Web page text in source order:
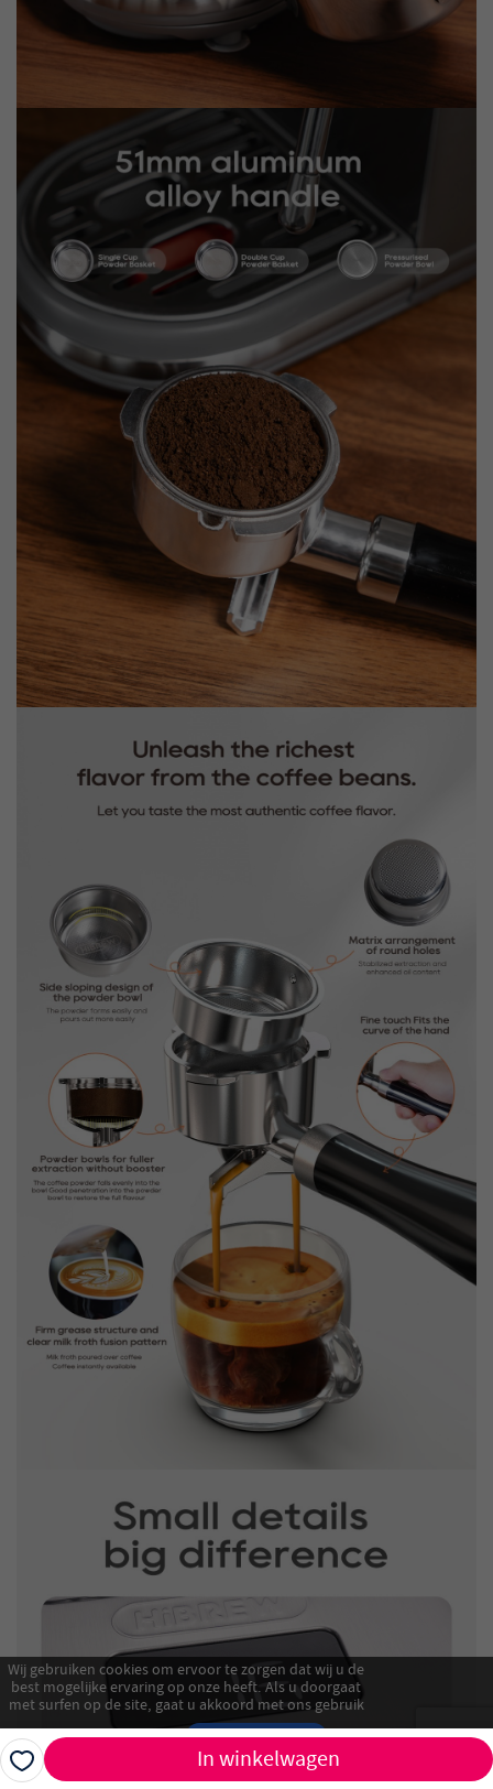
In winkelwagen
Wij gebruiken cookies om ervoor te zorgen dat wij u de
best mogelijke ervaring op onze heeft. Als u doorgaat
met surfen op de site, gaat u akkoord met ons gebruik
van cookies.
Akkoord
Alles afwijzen